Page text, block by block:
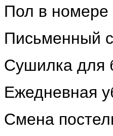
Пол в номере
Письменный
Сушилка для
Ежедневная
Cмена